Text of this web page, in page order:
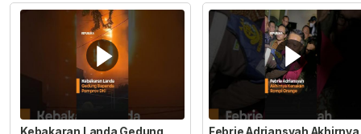
Kebakaran Landa Gedung
Febrie Adriansyah Akhirnya